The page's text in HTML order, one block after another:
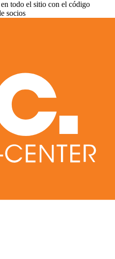
todo el sitio con el código
socios